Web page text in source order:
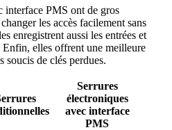
interface PMS ont de gros
les accès facilement sans
enregistrent aussi les entrées et
Enfin, elles offrent une meilleure
soucis de clés perdues.
Serrures
électroniques
avec interface
PMS